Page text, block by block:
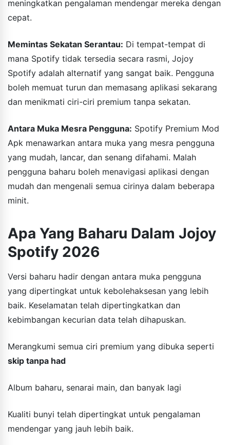
meningkatkan pengalaman mendengar mereka dengan
cepat.
Memintas Sekatan Serantau: Di tempat-tempat di
mana Spotify tidak tersedia secara rasmi, Jojoy
Spotify adalah alternatif yang sangat baik. Pengguna
boleh memuat turun dan memasang aplikasi sekarang
dan menikmati ciri-ciri premium tanpa sekatan.
Antara Muka Mesra Pengguna: Spotify Premium Mod
Apk menawarkan antara muka yang mesra pengguna
yang mudah, lancar, dan senang difahami. Malah
pengguna baharu boleh menavigasi aplikasi dengan
mudah dan mengenali semua cirinya dalam beberapa
minit.
Apa Yang Baharu Dalam Jojoy
Spotify 2026
Versi baharu hadir dengan antara muka pengguna
yang dipertingkat untuk kebolehaksesan yang lebih
baik. Keselamatan telah dipertingkatkan dan
kebimbangan kecurian data telah dihapuskan.
Merangkumi semua ciri premium yang dibuka seperti
skip tanpa had
Album baharu, senarai main, dan banyak lagi
Kualiti bunyi telah dipertingkat untuk pengalaman
mendengar yang jauh lebih baik.